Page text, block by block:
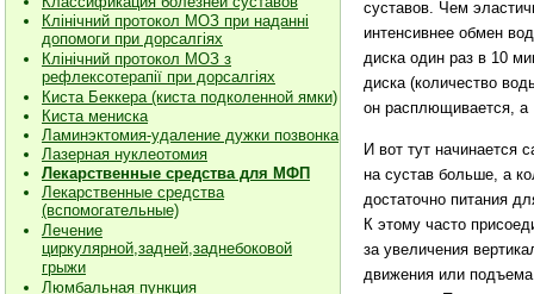
Клiнiчний протокол МОЗ при наданнi
допомоги при дорсалгiях
Клiнiчний протокол МОЗ з
рефлексотерапiї при дорсалгіях
Киста Беккера (киста подколенной ямки)
Киста мениска
Ламинэктомия-удаление дужки позвонка
Лазерная нуклеотомия
Лекарственные средства для МФП
Лекарственные средства
(вспомогательные)
Лечение
циркулярной,задней,заднебоковой
грыжи
Люмбальная пункция
суставов. Чем
интенсивнее обмен
диска один раз в 10
диска (количество
он расплющивается, а
И вот тут начинается
на сустав больше, а
достаточно питания
К этому часто
за увеличения
движения или